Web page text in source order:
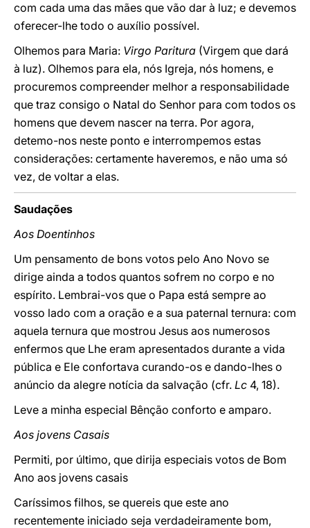
com cada uma das mães que vão dar à luz; e devemos
oferecer-lhe todo o auxílio possível.
Olhemos para Maria: Virgo Paritura (Virgem que dará
à luz). Olhemos para ela, nós Igreja, nós homens, e
procuremos compreender melhor a responsabilidade
que traz consigo o Natal do Senhor para com todos os
homens que devem nascer na terra. Por agora,
detemo-nos neste ponto e interrompemos estas
considerações: certamente haveremos, e não uma só
vez, de voltar a elas.
Saudações
Aos Doentinhos
Um pensamento de bons votos pelo Ano Novo se
dirige ainda a todos quantos sofrem no corpo e no
espírito. Lembrai-vos que o Papa está sempre ao
vosso lado com a oração e a sua paternal ternura: com
aquela ternura que mostrou Jesus aos numerosos
enfermos que Lhe eram apresentados durante a vida
pública e Ele confortava curando-os e dando-lhes o
anúncio da alegre notícia da salvação (cfr. Lc 4, 18).
Leve a minha especial Bênção conforto e amparo.
Aos jovens Casais
Permiti, por último, que dirija especiais votos de Bom
Ano aos jovens casais
Caríssimos filhos, se quereis que este ano
recentemente iniciado seja verdadeiramente bom,